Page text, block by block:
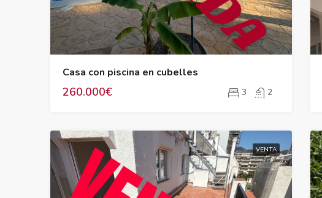
Casa con piscina en cubelles
260.000€ 3 2
VENTA